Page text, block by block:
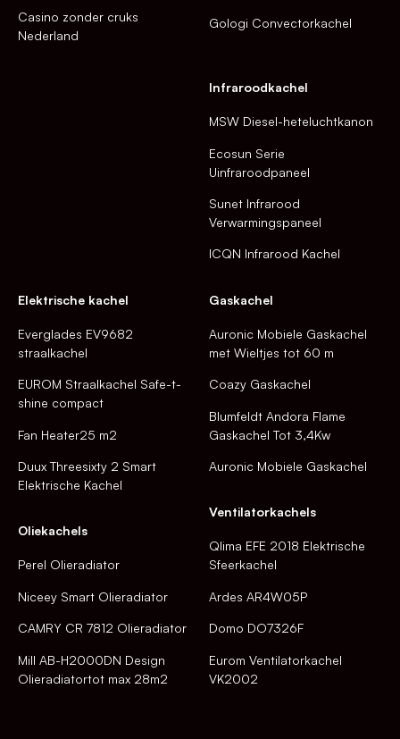
Casino zonder cruks
Nederland
Gologi Convectorkachel
Infraroodkachel
MSW Diesel-heteluchtkanon
Ecosun Serie
Uinfraroodpaneel
Sunet Infrarood
Verwarmingspaneel
ICQN Infrarood Kachel
Elektrische kachel
Everglades EV9682
straalkachel
EUROM Straalkachel Safe-t-
shine compact
Fan Heater25 m2
Duux Threesixty 2 Smart
Elektrische Kachel
Oliekachels
Perel Olieradiator
Niceey Smart Olieradiator
CAMRY CR 7812 Olieradiator
Mill AB-H2000DN Design
Olieradiatortot max 28m2
Gaskachel
Auronic Mobiele Gaskachel
met Wieltjes tot 60 m
Coazy Gaskachel
Blumfeldt Andora Flame
Gaskachel Tot 3,4Kw
Auronic Mobiele Gaskachel
Ventilatorkachels
Qlima EFE 2018 Elektrische
Sfeerkachel
Ardes AR4W05P
Domo DO7326F
Eurom Ventilatorkachel
VK2002